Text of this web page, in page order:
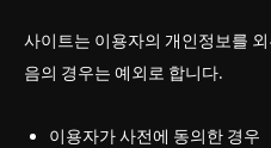
사이트는 이용자의 개인정보를
음의 경우는 예외로 합니다.
이용자가 사전에 동의한 경우